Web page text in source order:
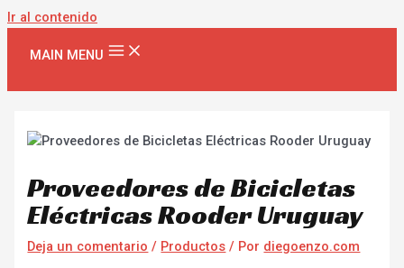
Ir al contenido
MAIN MENU
Proveedores de Bicicletas
Eléctricas Rooder Uruguay
Deja un comentario / Productos / Por diegoenzo.com